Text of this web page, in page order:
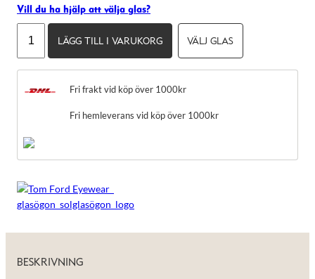
Vill du ha hjälp att välja glas?
Ford
FT6050-
mängd
LÄGG TILL I VARUKORG VÄLJ GLAS
Fri frakt vid köp över 1000kr
Fri hemleverans vid köp över 1000kr
BESKRIVNING
Nödvändiga
Dessa kakor
för att
fungera.
Statistik
För att vi ska
kunna
hemsidans
uppbyggnad,